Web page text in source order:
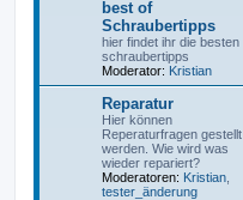
best of
Schraubertipps
hier findet ihr die besten
schraubertipps
Moderator: Kristian
Reparatur
Hier können
Reperaturfragen gestellt
werden. Wie wird was
wieder repariert?
Moderatoren: Kristian
tester_änderung